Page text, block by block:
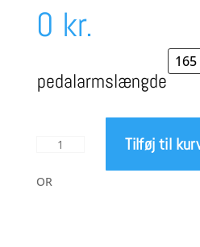
0 kr.
aktuelle
pris
er:
pedalarmslængde
Sram
Axs
Tilføj til
OR